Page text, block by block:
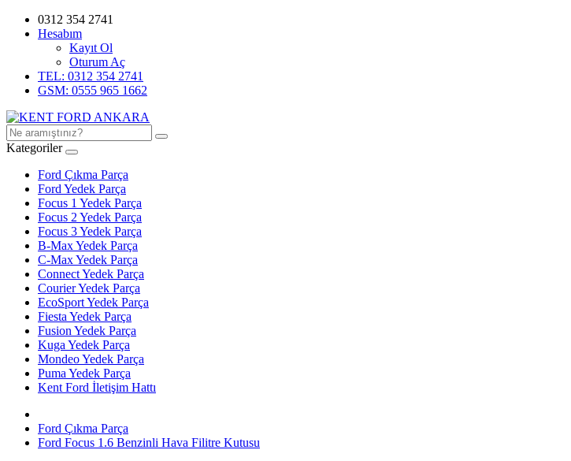
0312 354 2741
Hesabım
Kayıt Ol
Oturum Aç
TEL: 0312 354 2741
GSM: 0555 965 1662
Kategoriler
Ford Çıkma Parça
Ford Yedek Parça
Focus 1 Yedek Parça
Focus 2 Yedek Parça
Focus 3 Yedek Parça
B-Max Yedek Parça
C-Max Yedek Parça
Connect Yedek Parça
Courier Yedek Parça
EcoSport Yedek Parça
Fiesta Yedek Parça
Fusion Yedek Parça
Kuga Yedek Parça
Mondeo Yedek Parça
Puma Yedek Parça
Kent Ford İletişim Hattı
Ford Çıkma Parça
Ford Focus 1.6 Benzinli Hava Filitre Kutusu